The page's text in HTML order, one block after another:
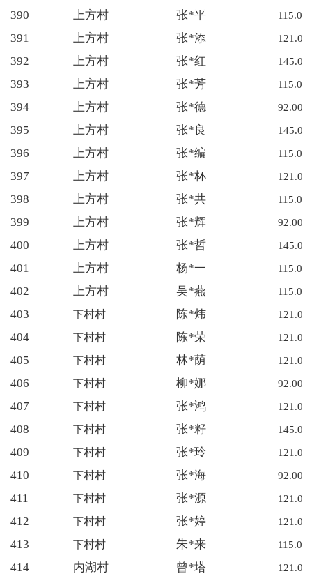
390 上方村 张*平 115.00
391 上方村 张*添 121.00
392 上方村 张*红 145.00
393 上方村 张*芳 115.00
394 上方村 张*德 92.00
395 上方村 张*良 145.00
396 上方村 张*编 115.00
397 上方村 张*杯 121.00
398 上方村 张*共 115.00
399 上方村 张*辉 92.00
400 上方村 张*哲 145.00
401 上方村 杨*一 115.00
402 上方村 吴*燕 115.00
403 下村村 陈*炜 121.00
404 下村村 陈*荣 121.00
405 下村村 林*荫 121.00
406 下村村 柳*娜 92.00
407 下村村 张*鸿 121.00
408 下村村 张*籽 145.00
409 下村村 张*玲 121.00
410 下村村 张*海 92.00
411 下村村 张*源 121.00
412 下村村 张*婷 121.00
413 下村村 朱*来 115.00
414 内湖村 曾*塔 121.00